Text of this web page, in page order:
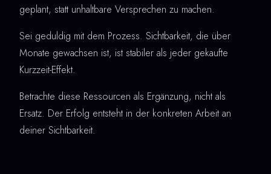
geplant, statt unhaltbare Versprechen zu machen.
Sei geduldig mit dem Prozess. Sichtbarkeit, die über
Monate gewachsen ist, ist stabiler als jeder gekaufte
Kurzzeit-Effekt.
Betrachte diese Ressourcen als Ergänzung, nicht als
Ersatz. Der Erfolg entsteht in der konkreten Arbeit an
deiner Sichtbarkeit.